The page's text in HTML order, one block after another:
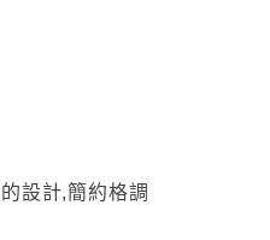
設計,簡約格調